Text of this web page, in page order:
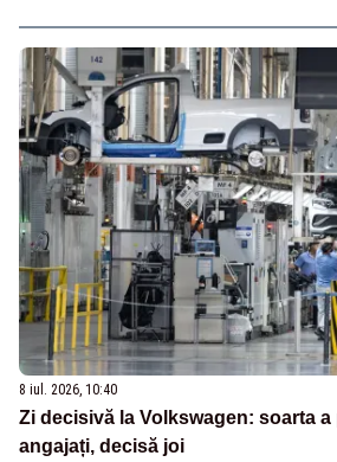
8 iul. 2026, 10:40
Zi decisivă la Volkswagen: soarta a
angajați, decisă joi